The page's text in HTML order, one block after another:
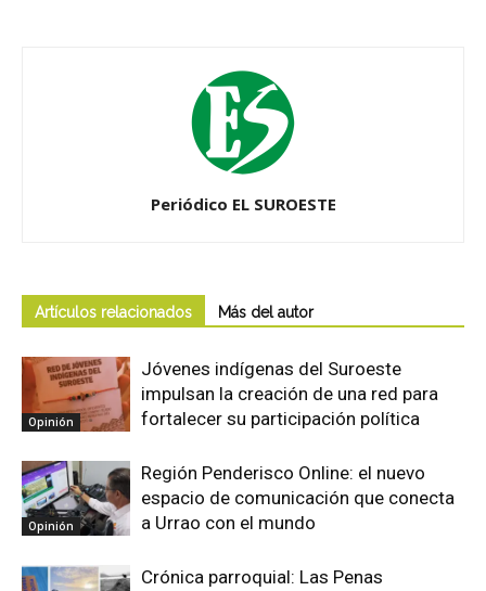
Periódico EL SUROESTE
Artículos relacionados Más del autor
Opinión
Jóvenes indígenas del Suroeste
impulsan la creación de una red para
fortalecer su participación política
Opinión
Región Penderisco Online: el nuevo
espacio de comunicación que conecta
a Urrao con el mundo
Crónica parroquial: Las Penas